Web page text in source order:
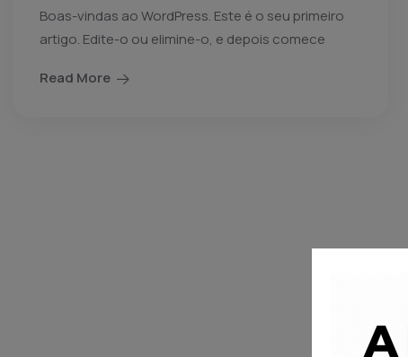
Boas-vindas ao WordPress. Este é o seu primeiro
artigo. Edite-o ou elimine-o, e depois comece
Read More